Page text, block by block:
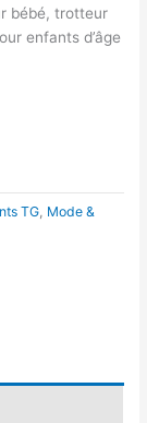
bébé, trotteur
enfants d’âge
TG Mode &